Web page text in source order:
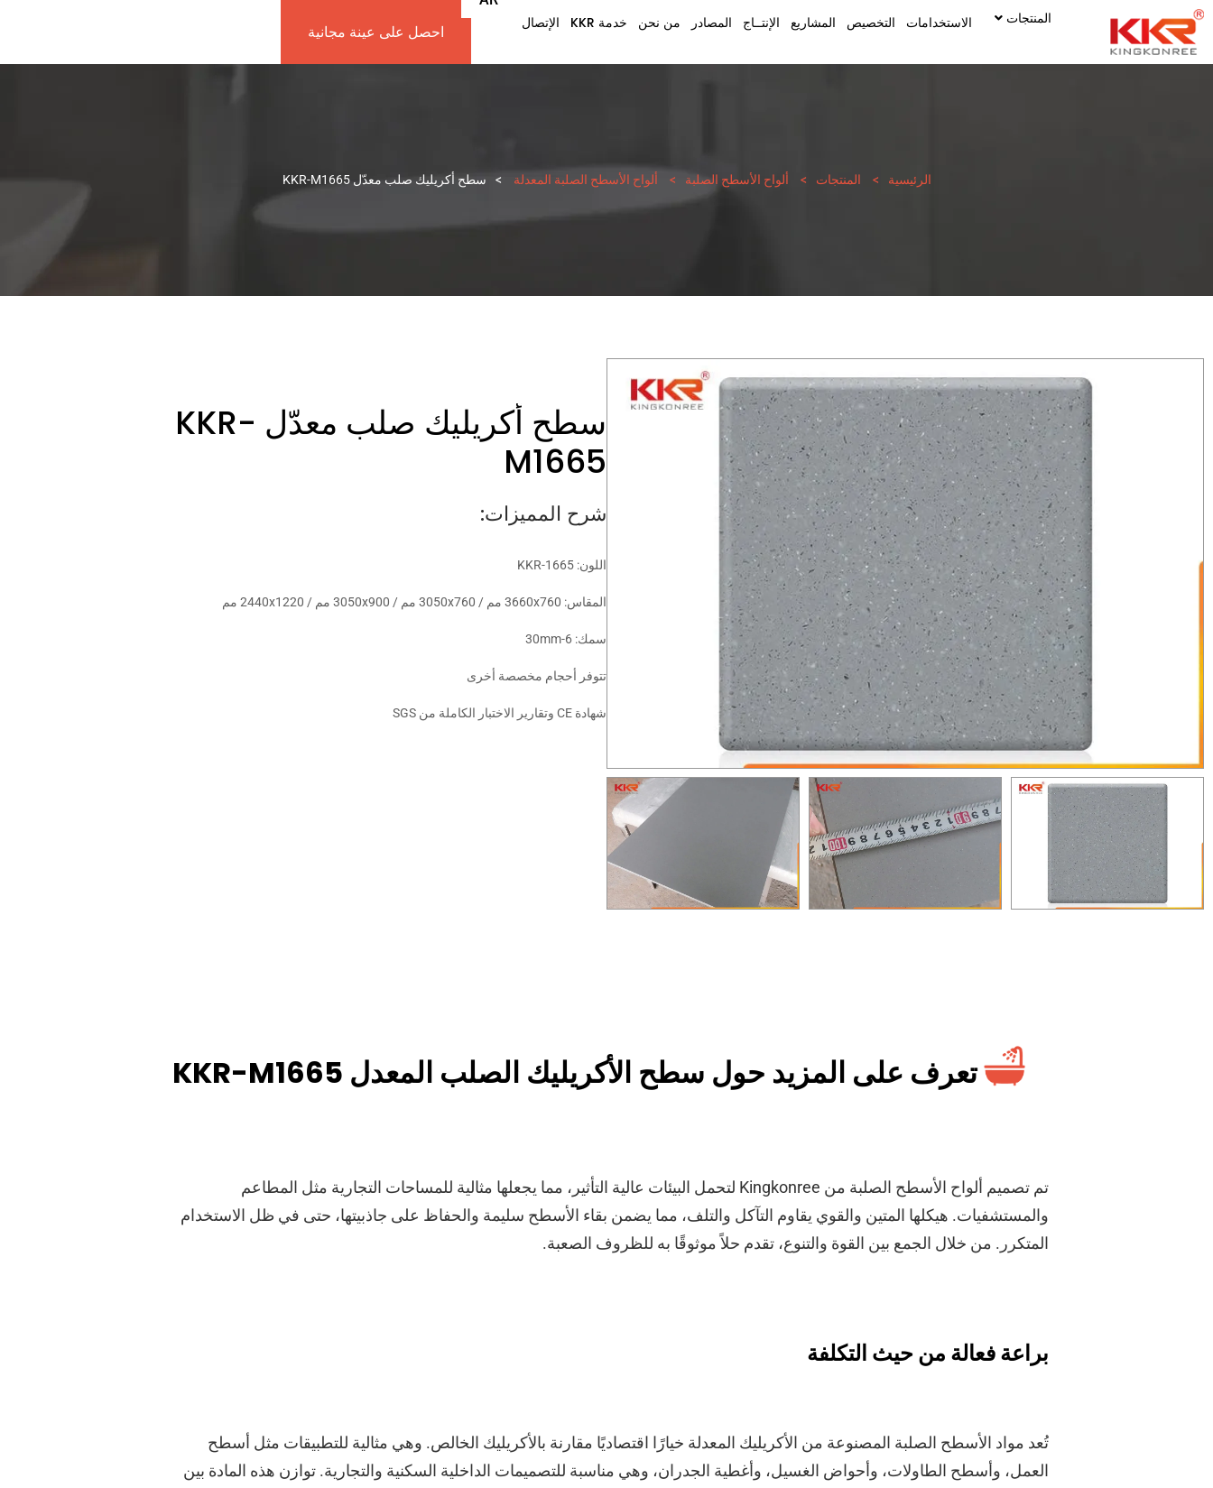
المنتجات الاستخدامات التخصيص المشاريع الإنتــاج المصادر من نحن خدمة KKR الإتصال
ES
PT
احصل على عينة مجانية
الرئيسية > المنتجات > ألواح الأسطح الصلبة > ألواح الأسطح الصلبة المعدلة > سطح أكريليك صلب معدّل KKR-M1665
سطح أكريليك صلب معدّل KKR-
M1665
شرح المميزات:
اللون: KKR-1665
المقاس: 3660x760 مم / 3050x760 مم / 3050x900 مم / 2440x1220 مم
سمك: 6-30mm
تتوفر أحجام مخصصة أخرى
شهادة CE وتقارير الاختبار الكاملة من SGS
تعرف على المزيد حول سطح الأكريليك الصلب المعدل KKR-M1665
تم تصميم ألواح الأسطح الصلبة من Kingkonree لتحمل البيئات عالية التأثير، مما يجعلها مثالية للمساحات التجارية مثل المطاعم
والمستشفيات. هيكلها المتين والقوي يقاوم التآكل والتلف، مما يضمن بقاء الأسطح سليمة والحفاظ على جاذبيتها، حتى في ظل الاستخدام
المتكرر. من خلال الجمع بين القوة والتنوع، تقدم حلاً موثوقًا به للظروف الصعبة.
براعة فعالة من حيث التكلفة
تُعد مواد الأسطح الصلبة المصنوعة من الأكريليك المعدلة خيارًا اقتصاديًا مقارنة بالأكريليك الخالص. وهي مثالية للتطبيقات مثل أسطح
العمل، وأسطح الطاولات، وأحواض الغسيل، وأغطية الجدران، وهي مناسبة للتصميمات الداخلية السكنية والتجارية. توازن هذه المادة بين